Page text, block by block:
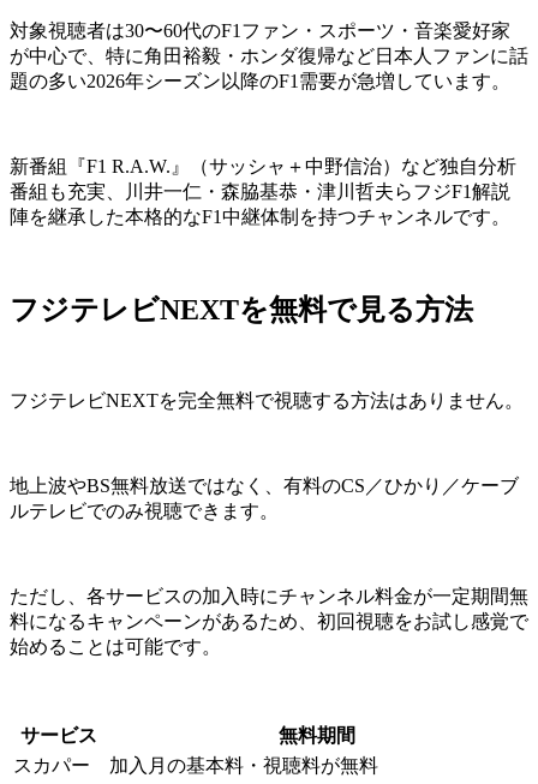
対象視聴者は30〜60代のF1ファン・スポーツ・音楽愛好家
が中心で、特に角田裕毅・ホンダ復帰など日本人ファンに話
題の多い2026年シーズン以降のF1需要が急増しています。
新番組『F1 R.A.W.』（サッシャ＋中野信治）など独自分析
番組も充実、川井一仁・森脇基恭・津川哲夫らフジF1解説
陣を継承した本格的なF1中継体制を持つチャンネルです。
フジテレビNEXTを無料で見る方法
フジテレビNEXTを完全無料で視聴する方法はありません。
地上波やBS無料放送ではなく、有料のCS／ひかり／ケーブ
ルテレビでのみ視聴できます。
ただし、各サービスの加入時にチャンネル料金が一定期間無
料になるキャンペーンがあるため、初回視聴をお試し感覚で
始めることは可能です。
サービス
無料期間
スカパー
加入月の基本料・視聴料が無料